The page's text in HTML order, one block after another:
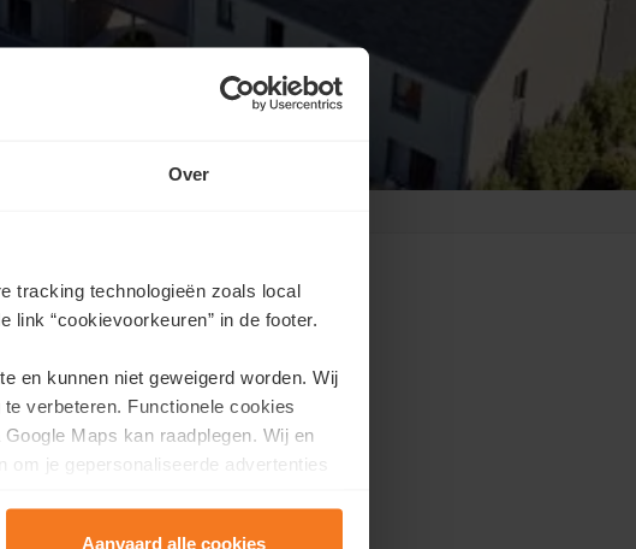
Over
tracking technologieën zoals local
“cookievoorkeuren” in de footer.
en kunnen niet geweigerd worden. Wij
verbeteren. Functionele cookies
Maps kan raadplegen. Wij en
je gepersonaliseerde advertenties
Aanvaard alle cookies
rendez-vous?
les plus brefs délais.